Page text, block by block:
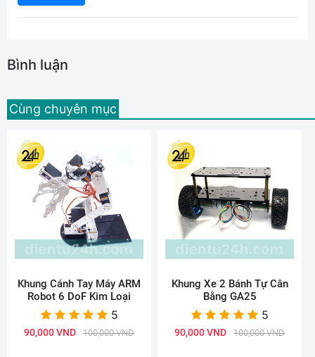
Bình luận
Cùng chuyên mục
Khung Cánh Tay Máy ARM
Robot 6 DoF Kim Loại
5
90,000 VND 100,000 VND
Khung Xe 2 Bánh Tự Cân
Bằng GA25
5
90,000 VND 100,000 VND